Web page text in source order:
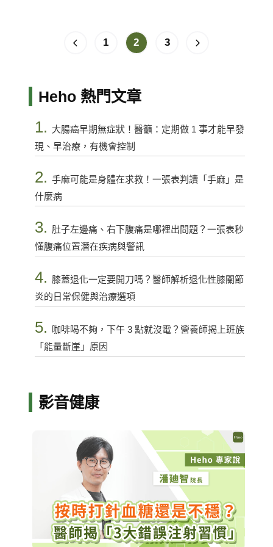
1 2 3
Heho 熱門文章
1. 大腸癌早期無症狀！醫籲：定期做 1 事才能早發
現、早治療，有機會控制
2. 手麻可能是身體在求救！一張表判讀「手麻」是
什麼病
3. 肚子左邊痛、右下腹痛是哪裡出問題？一張表秒
懂腹痛位置潛在疾病與警訊
4. 膝蓋退化一定要開刀嗎？醫師解析退化性膝關節
炎的日常保健與治療選項
5.
咖啡喝不夠，下午 3 點就沒電？營養師揭上班族
「能量斷崖」原因
影音健康